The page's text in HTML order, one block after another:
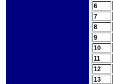
6
7
8
9
10
11
12
13